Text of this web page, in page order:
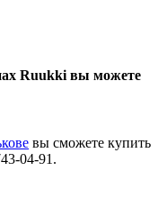
Ruukki вы можете
вы сможете купить
04-91.